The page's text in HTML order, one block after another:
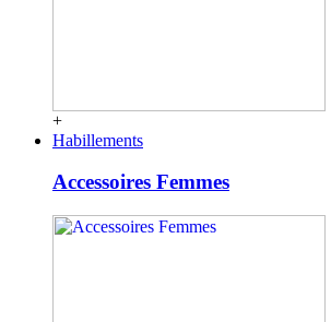
+
Habillements
Accessoires Femmes